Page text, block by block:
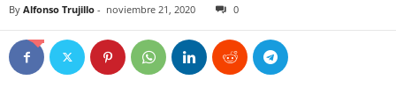
By Alfonso Trujillo - noviembre 21, 2020 0